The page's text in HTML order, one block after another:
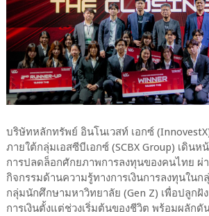
บริษัทหลักทรัพย์ อินโนเวสท์ เอกซ์
ภายใต้กลุ่มเอสซีบีเอกซ์ (SCBX Group) เดิน
การปลดล็อกศักยภาพการลงทุนของคนไทย ผ่
กิจกรรมด้านความรู้ทางการเงินการลงทุนในก
กลุ่มนักศึกษามหาวิทยาลัย (Gen Z) เพื่อปลูกฝั
การเงินตั้งแต่ช่วงเริ่มต้นของชีวิต พร้อมผลัก